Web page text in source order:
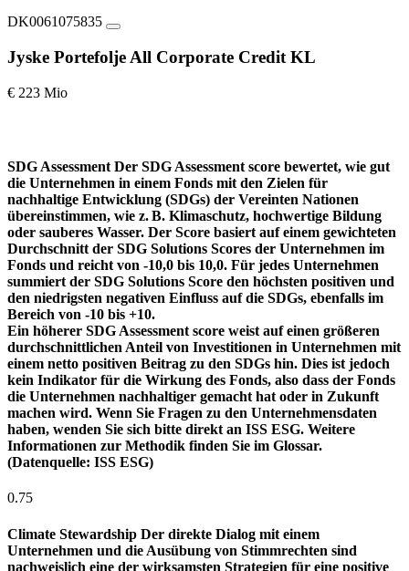
DK0061075835
Jyske Portefolje All Corporate Credit KL
€ 223 Mio
SDG Assessment Der SDG Assessment score bewertet, wie gut
die Unternehmen in einem Fonds mit den Zielen für
nachhaltige Entwicklung (SDGs) der Vereinten Nationen
übereinstimmen, wie z. B. Klimaschutz, hochwertige Bildung
oder sauberes Wasser. Der Score basiert auf einem gewichteten
Durchschnitt der SDG Solutions Scores der Unternehmen im
Fonds und reicht von -10,0 bis 10,0. Für jedes Unternehmen
summiert der SDG Solutions Score den höchsten positiven und
den niedrigsten negativen Einfluss auf die SDGs, ebenfalls im
Bereich von -10 bis +10.
Ein höherer SDG Assessment score weist auf einen größeren
durchschnittlichen Anteil von Investitionen in Unternehmen mit
einem netto positiven Beitrag zu den SDGs hin. Dies ist jedoch
kein Indikator für die Wirkung des Fonds, also dass der Fonds
die Unternehmen nachhaltiger gemacht hat oder in Zukunft
machen wird. Wenn Sie Fragen zu den Unternehmensdaten
haben, wenden Sie sich bitte direkt an ISS ESG. Weitere
Informationen zur Methodik finden Sie im Glossar.
(Datenquelle: ISS ESG)
0.75
Climate Stewardship Der direkte Dialog mit einem
Unternehmen und die Ausübung von Stimmrechten sind
nachweislich eine der wirksamsten Strategien für eine positive